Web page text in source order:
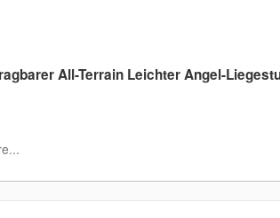
All-Terrain Leichter Angel-